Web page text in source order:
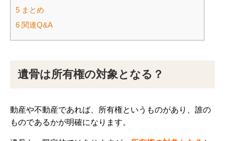
5 まとめ
6 関連Q&A
遺骨は所有権の対象となる？
動産や不動産であれば、所有権というものがあり、誰の
ものであるかが明確になります。